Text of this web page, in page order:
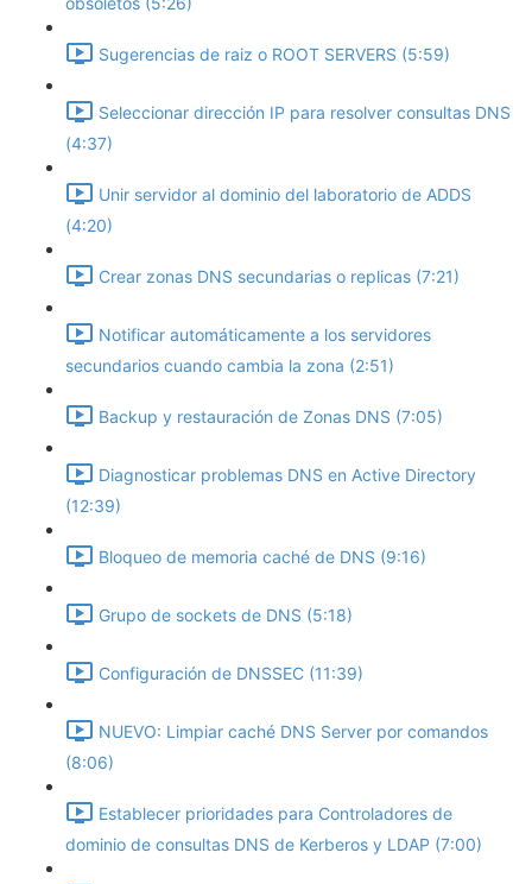
Sugerencias de raiz o ROOT SERVERS (5:59)
Seleccionar dirección IP para resolver consultas DNS
(4:37)
Unir servidor al dominio del laboratorio de ADDS
(4:20)
Crear zonas DNS secundarias o replicas (7:21)
Notificar automáticamente a los servidores
secundarios cuando cambia la zona (2:51)
Backup y restauración de Zonas DNS (7:05)
Diagnosticar problemas DNS en Active Directory
(12:39)
Bloqueo de memoria caché de DNS (9:16)
Grupo de sockets de DNS (5:18)
Configuración de DNSSEC (11:39)
NUEVO: Limpiar caché DNS Server por comandos
(8:06)
Establecer prioridades para Controladores de
dominio de consultas DNS de Kerberos y LDAP (7:00)